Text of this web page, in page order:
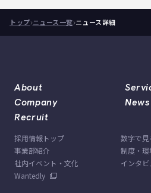
トップ ニュース一覧 ニュース詳細
About
Company
News
Recruit
採用情報トップ
数字で
事業部紹介
制度・環
社内イベント・文化
インタビ
Wantedly